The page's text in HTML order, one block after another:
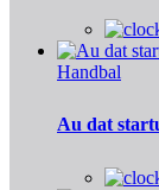
Handbal
Au dat